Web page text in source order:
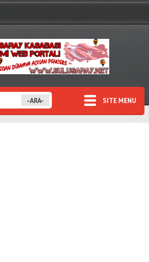
SITE MENU